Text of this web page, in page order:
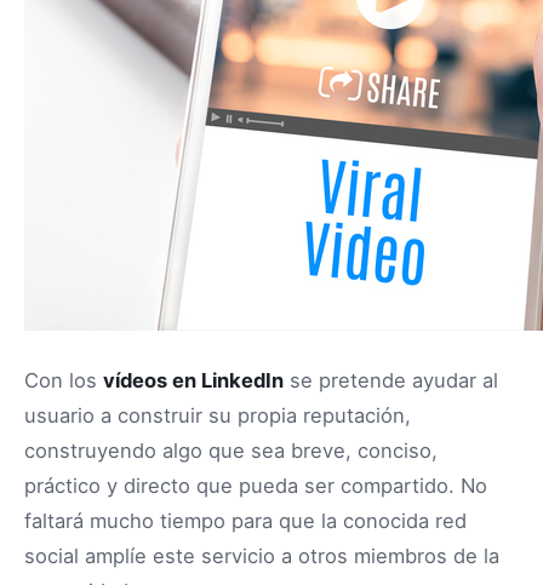
Con los vídeos en LinkedIn se pretende ayudar al
usuario a construir su propia reputación,
construyendo algo que sea breve, conciso,
práctico y directo que pueda ser compartido. No
faltará mucho tiempo para que la conocida red
social amplíe este servicio a otros miembros de la